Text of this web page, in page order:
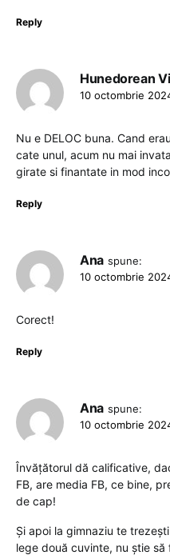
Reply
Hunedorean
10 octombrie
Nu e DELOC buna. Cand
cate unul, acum nu mai
girate si finantate in mod
Reply
Ana spune:
10 octombrie
Corect!
Reply
Ana spune:
10 octombrie
Învățătorul dă calificative,
FB, are media FB, ce bine,
de cap!
Și apoi la gimnaziu te
lege două cuvinte, nu știe